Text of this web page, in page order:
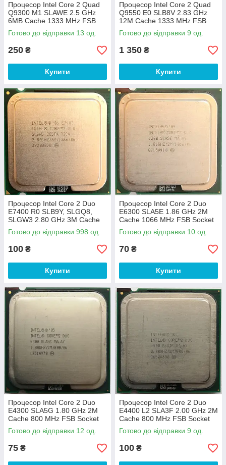
Процесор Intel Core 2 Quad
Q9300 M1 SLAWE 2.5 GHz
6MB Cache 1333 MHz FSB
Socket 775 Б/В
Готово до відправки 13 од.
250 ₴
Купити
Процесор Intel Core 2 Quad
Q9550 E0 SLB8V 2.83 GHz
12M Cache 1333 MHz FSB
Socket 775 Б/В
Готово до відправки 9 од.
1 350 ₴
Купити
Процесор Intel Core 2 Duo
E7400 R0 SLB9Y, SLGQ8,
SLGW3 2.80 GHz 3M Cache
1066 MHz FSB Socket 775 Б/
В
Готово до відправки 998 од.
100 ₴
Купити
Процесор Intel Core 2 Duo
E6300 SLA5E 1.86 GHz 2M
Cache 1066 MHz FSB Socket
775 Б/В
Готово до відправки 10 од.
70 ₴
Купити
Процесор Intel Core 2 Duo
E4300 SLA5G 1.80 GHz 2M
Cache 800 MHz FSB Socket
775 Б/В
Готово до відправки 12 од.
75 ₴
Процесор Intel Core 2 Duo
E4400 L2 SLA3F 2.00 GHz 2M
Cache 800 MHz FSB Socket
775 Б/В
Готово до відправки 9 од.
100 ₴